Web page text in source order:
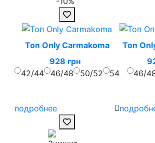
Топ Only Carmakoma
928 грн
42/44
46/48 50/52 54
подробнее
Топ
46/